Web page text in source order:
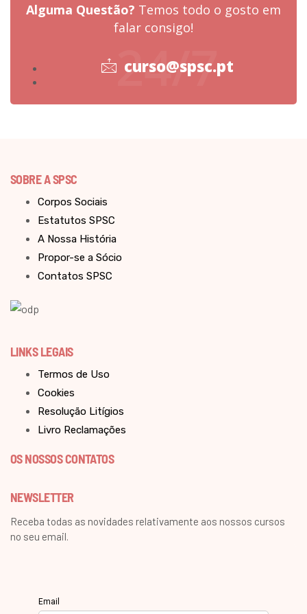
Alguma Questão? Temos todo o gosto em
falar consigo!
curso@spsc.pt
24/7
SOBRE A SPSC
Corpos Sociais
Estatutos SPSC
A Nossa História
Propor-se a Sócio
Contatos SPSC
LINKS LEGAIS
Termos de Uso
Cookies
Resolução Litígios
Livro Reclamações
OS NOSSOS CONTATOS
NEWSLETTER
Receba todas as novidades relativamente aos nossos cursos
no seu email.